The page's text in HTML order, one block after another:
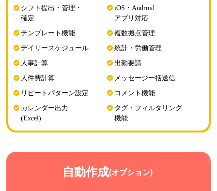
シフト提出・管理・
確定
iOS・Android
アプリ対応
テンプレート機能 複数拠点管理
デイリースケジュール 統計・労働管理
人事計算 出勤要請
人件費計算 メッセージ一括送信
リピートパターン設定 コメント機能
カレンダー出力
(Excel)
タグ・フィルタリング
機能
自動作成(オプション)